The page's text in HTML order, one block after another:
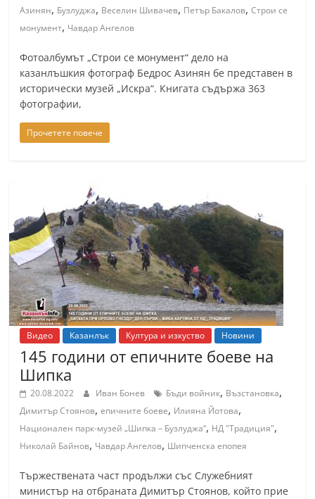
Азинян, Бузлуджа, Веселин Шивачев, Петър Бакалов,Строи се
монумент, Чавдар Ангелов
Фотоалбумът „Строи се монумент“ дело на
казанлъшкия фотограф Бедрос Азинян бе представен в
исторически музей „Искра“. Книгата съдържа 363
фотографии,
Прочетете повече
Видео Казанлък Култура и изкуство Новини
145 години от епичните боеве на
Шипка
20.08.2022 Иван Бонев Бъди войник, Възстановка,
Димитър Стоянов,епичните боеве, Илияна Йотова,
Национален парк-музей „Шипка – Бузлуджа“, НД "Традиция",
Николай Байнов, Чавдар Ангелов, Шипченска епопея
Тържествената част продължи със Служебният
министър на отбраната Димитър Стоянов, който прие